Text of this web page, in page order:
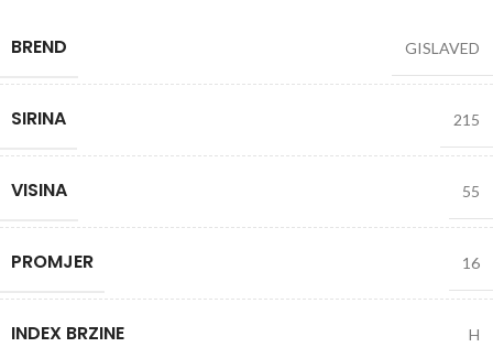
BREND GISLAVED
SIRINA 215
VISINA 55
PROMJER 16
INDEX BRZINE H